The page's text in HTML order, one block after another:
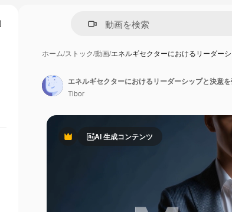
ホーム/ストック/動画/エネルギセクターにおけるリーダー
PremiumAI 生成コンテンツ
Tibor